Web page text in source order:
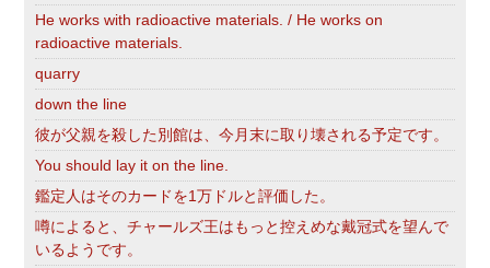
He works with radioactive materials. / He works on
radioactive materials.
quarry
down the line
彼が父親を殺した別館は、今月末に取り壊される予定です。
You should lay it on the line.
鑑定人はそのカードを1万ドルと評価した。
噂によると、チャールズ王はもっと控えめな戴冠式を望んで
いるようです。